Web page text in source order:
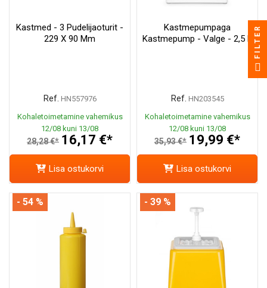
Kastmed - 3 Pudelijaoturit -
229 X 90 Mm
Ref. HN557976
Kohaletoimetamine vahemikus
12/08 kuni 13/08
28,28 €* 16,17 €*
Lisa ostukorvi
Kastmepumpaga
Kastmepump - Valge - 2,5 L
Ref. HN203545
Kohaletoimetamine vahemikus
12/08 kuni 13/08
35,93 €* 19,99 €*
Lisa ostukorvi
- 54 % - 39 %
FILTER